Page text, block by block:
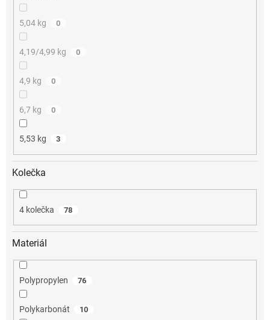
5,04 kg 0
4,19/4,99 kg 0
4,9 kg 0
6,7 kg 0
5,53 kg 3
Kolečka
4 kolečka 78
Materiál
Polypropylen 76
Polykarbonát 10